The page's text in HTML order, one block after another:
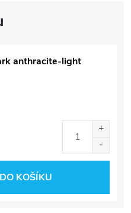
anthracite-light
KOŠÍKU